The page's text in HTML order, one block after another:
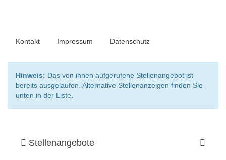
Kontakt Impressum Datenschutz
Hinweis: Das von ihnen aufgerufene Stellenangebot ist
bereits ausgelaufen. Alternative Stellenanzeigen finden Sie
unten in der Liste.
Stellenangebote